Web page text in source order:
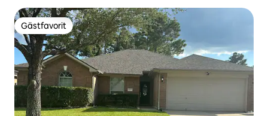
Gästfavorit
Gästfavorit